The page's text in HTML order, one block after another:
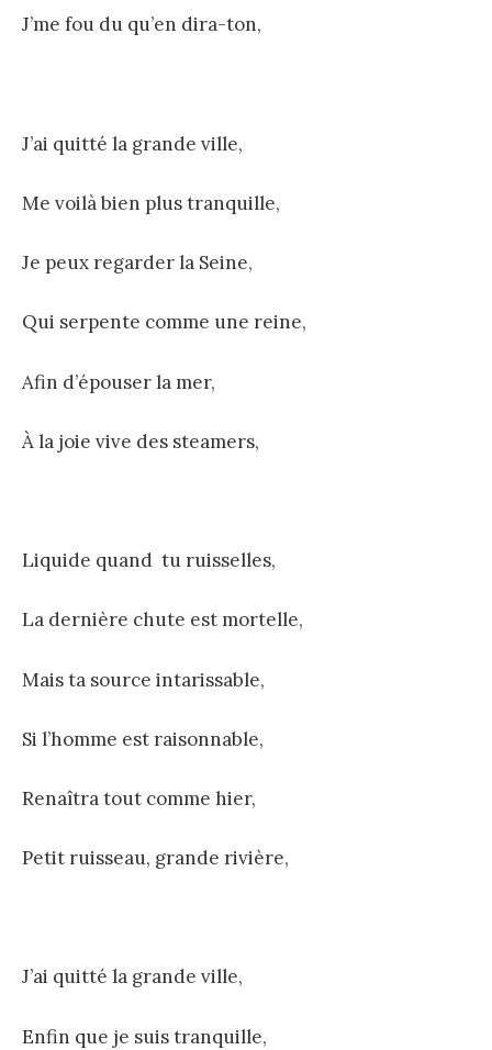
J’me fou du qu’en dira-ton,
J’ai quitté la grande ville,
Me voilà bien plus tranquille,
Je peux regarder la Seine,
Qui serpente comme une reine,
Afin d’épouser la mer,
À la joie vive des steamers,
Liquide quand tu ruisselles,
La dernière chute est mortelle,
Mais ta source intarissable,
Si l’homme est raisonnable,
Renaîtra tout comme hier,
Petit ruisseau, grande rivière,
J’ai quitté la grande ville,
Enfin que je suis tranquille,